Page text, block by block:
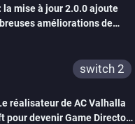
la mise à jour 2.0.0 ajoute
améliorations de
switch 2
réalisateur de AC Valhalla
pour devenir Game Director